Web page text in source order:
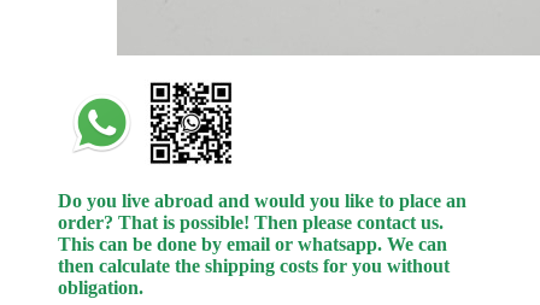
Do you live abroad and would you like to place an
order? That is possible! Then please contact us.
This can be done by email or whatsapp. We can
then calculate the shipping costs for you without
obligation.